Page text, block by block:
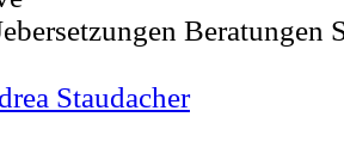
Beratungen
Staudacher